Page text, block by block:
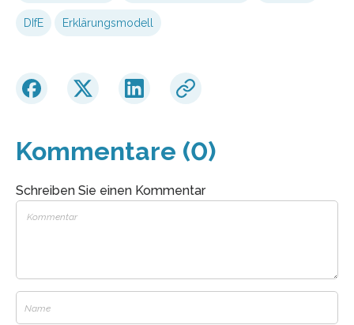
DIfE Erklärungsmodell
Kommentare (0)
Schreiben Sie einen Kommentar